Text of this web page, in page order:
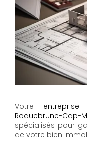
Votre
Roquebrune-Cap-
spécialisés pour
de votre bien